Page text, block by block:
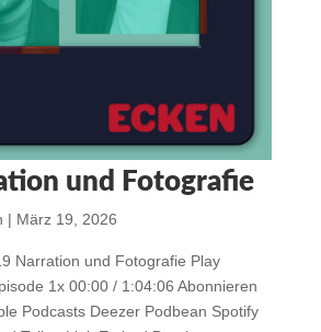
und Fotografie
| März 19, 2026
Narration und Fotografie Play
1x 00:00 / 1:04:06 Abonnieren
Podcasts Deezer Podbean Spotify